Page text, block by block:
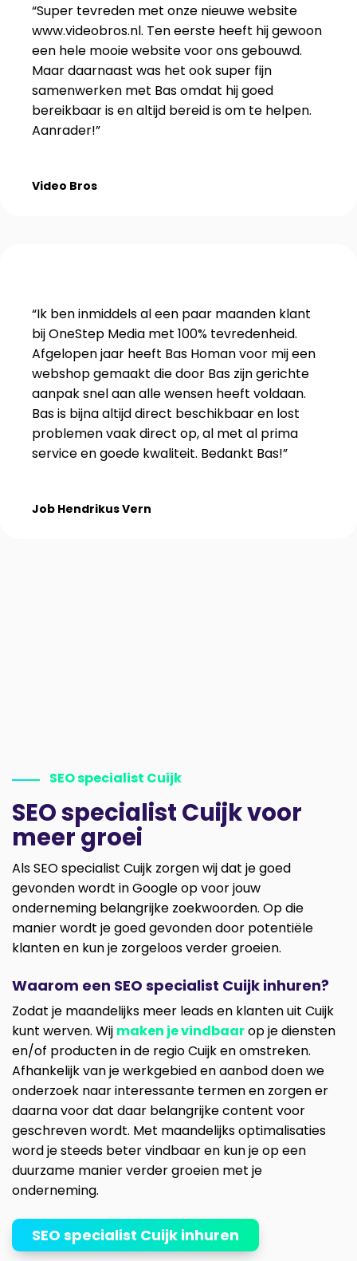
“Super tevreden met onze nieuwe website
www.videobros.nl. Ten eerste heeft hij gewoon
een hele mooie website voor ons gebouwd.
Maar daarnaast was het ook super fijn
samenwerken met Bas omdat hij goed
bereikbaar is en altijd bereid is om te helpen.
Aanrader!”
Video Bros
“Ik ben inmiddels al een paar maanden klant
bij OneStep Media met 100% tevredenheid.
Afgelopen jaar heeft Bas Homan voor mij een
webshop gemaakt die door Bas zijn gerichte
aanpak snel aan alle wensen heeft voldaan.
Bas is bijna altijd direct beschikbaar en lost
problemen vaak direct op, al met al prima
service en goede kwaliteit. Bedankt Bas!”
Job Hendrikus Vern
SEO specialist Cuijk
SEO specialist Cuijk voor
meer groei
Als SEO specialist Cuijk zorgen wij dat je goed
gevonden wordt in Google op voor jouw
onderneming belangrijke zoekwoorden. Op die
manier wordt je goed gevonden door potentiële
klanten en kun je zorgeloos verder groeien.
Waarom een SEO specialist Cuijk inhuren?
Zodat je maandelijks meer leads en klanten uit Cuijk
kunt werven. Wij maken je vindbaarop je diensten
en/of producten in de regio Cuijk en omstreken.
Afhankelijk van je werkgebied en aanbod doen we
onderzoek naar interessante termen en zorgen er
daarna voor dat daar belangrijke content voor
geschreven wordt. Met maandelijks optimalisaties
word je steeds beter vindbaar en kun je op een
duurzame manier verder groeien met je
onderneming.
SEO specialist Cuijk inhuren